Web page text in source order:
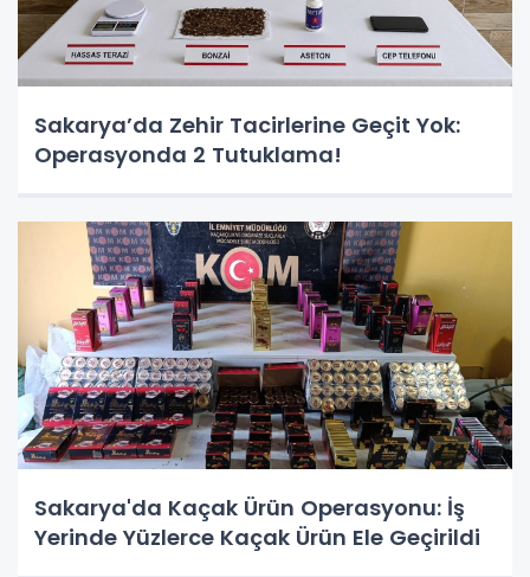
Sakarya’da Zehir Tacirlerine Geçit Yok:
Operasyonda 2 Tutuklama!
Sakarya'da Kaçak Ürün Operasyonu: İş
Yerinde Yüzlerce Kaçak Ürün Ele Geçirildi